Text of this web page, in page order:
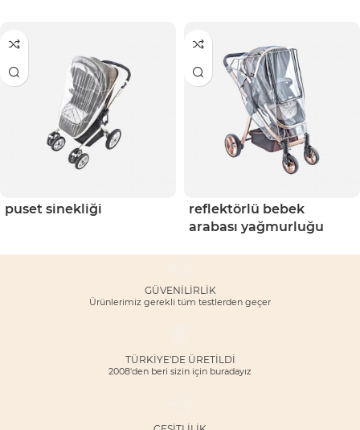
puset sinekliği
reflektörlü bebek
arabası yağmurluğu
GÜVENILIRLIK
Ürünlerimiz gerekli tüm testlerden geçer
TÜRKİYE'DE ÜRETİLDİ
2008'den beri sizin için buradayız